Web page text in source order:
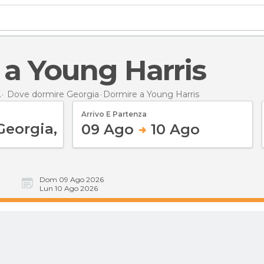
a Young Harris
Dove dormire Georgia Dormire a Young Harris
Arrivo E Partenza
09 Ago 10 Ago
Dom 09 Ago 2026
Lun 10 Ago 2026